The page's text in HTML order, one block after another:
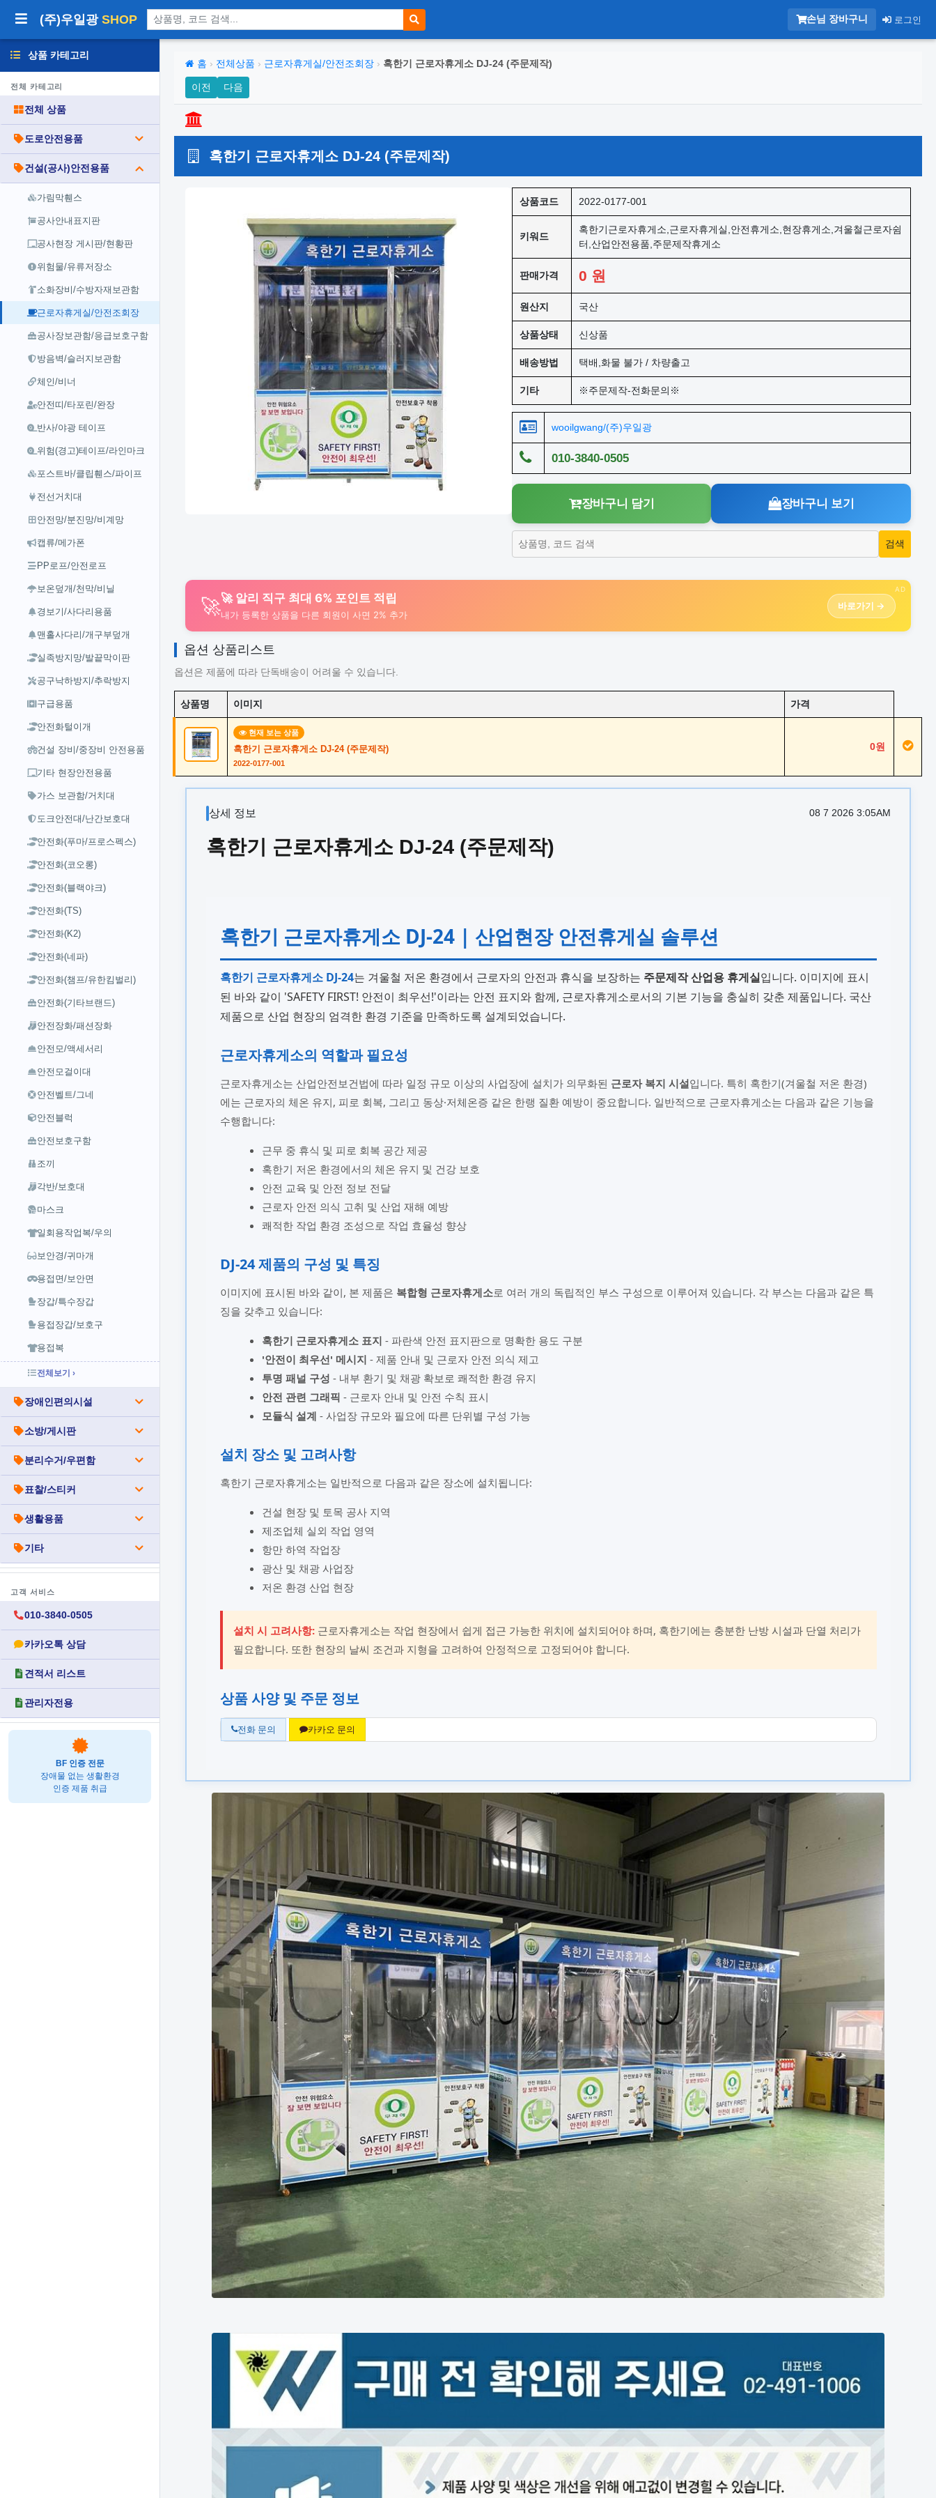
(주)우일광 SHOP 상품 검색 손님 장바구니 로그인
상품 카테고리
전체 카테고리
전체 상품
도로안전용품
건설(공사)안전용품
가림막휀스
공사안내표지판
공사현장 게시판/현황판
위험물/유류저장소
소화장비/수방자재보관함
근로자휴게실/안전조회장
공사장보관함/응급보호구함
방음벽/슬러지보관함
체인/비너
안전띠/타포린/완장
반사/야광 테이프
위험(경고)테이프/라인마크
포스트바/클립휀스/파이프
전선거치대
안전망/분진망/비계망
캡류/메가폰
PP로프/안전로프
보온덮개/천막/비닐
경보기/사다리용품
맨홀사다리/개구부덮개
실족방지망/발끝막이판
공구낙하방지/추락방지
구급용품
안전화털이개
건설 장비/중장비 안전용품
기타 현장안전용품
가스 보관함/거치대
도크안전대/난간보호대
안전화(푸마/프로스펙스)
안전화(코오롱)
안전화(블랙야크)
안전화(TS)
안전화(K2)
안전화(네파)
안전화(챔프/유한킴벌리)
안전화(기타브랜드)
안전장화/패션장화
안전모/액세서리
안전모걸이대
안전벨트/그네
안전블럭
안전보호구함
조끼
각반/보호대
마스크
일회용작업복/우의
보안경/귀마개
용접면/보안면
장갑/특수장갑
용접장갑/보호구
용접복
전체보기 ›
장애인편의시설
소방/게시판
분리수거/우편함
표찰/스티커
생활용품
기타
고객 서비스
010-3840-0505
카카오톡 상담
견적서 리스트
관리자전용
BF 인증 전문
장애물 없는 생활환경
인증 제품 취급
홈 › 전체상품 › 근로자휴게실/안전조회장 › 혹한기 근로자휴게소 DJ-24 (주문제작)
이전 다음
혹한기 근로자휴게소 DJ-24 (주문제작)
상품코드 2022-0177-001
키워드
혹한기근로자휴게소,근로자휴게실,안전휴게소,현장휴게소,겨울철근로자쉼
터,산업안전용품,주문제작휴게소
판매가격 0 원
원산지 국산
상품상태 신상품
배송방법 택배,화물 불가 / 차량출고
기타 ※주문제작-전화문의※
wooilgwang/(주)우일광
010-3840-0505
장바구니 담기 장바구니 보기
AD
🚀🚀 알리 직구 최대 6% 포인트 적립
내가 등록한 상품을 다른 회원이 사면 2% 추가
바로가기 →
옵션 상품리스트
옵션은 제품에 따라 단독배송이 어려울 수 있습니다.
상품명 이미지 가격
현재 보는 상품
혹한기 근로자휴게소 DJ-24 (주문제작)
2022-0177-001
0원
상세 정보 08 7 2026 3:05AM
혹한기 근로자휴게소 DJ-24 (주문제작)
혹한기 근로자휴게소 DJ-24 | 산업현장 안전휴게실 솔루션
혹한기 근로자휴게소 DJ-24는 겨울철 저온 환경에서 근로자의 안전과 휴식을 보장하는 주문제작 산업용 휴게실입니다. 이미지에 표시
된 바와 같이 'SAFETY FIRST! 안전이 최우선!'이라는 안전 표지와 함께, 근로자휴게소로서의 기본 기능을 충실히 갖춘 제품입니다. 국산
제품으로 산업 현장의 엄격한 환경 기준을 만족하도록 설계되었습니다.
근로자휴게소의 역할과 필요성
근로자휴게소는 산업안전보건법에 따라 일정 규모 이상의 사업장에 설치가 의무화된 근로자 복지 시설입니다. 특히 혹한기(겨울철 저온 환경)
에는 근로자의 체온 유지, 피로 회복, 그리고 동상·저체온증 같은 한랭 질환 예방이 중요합니다. 일반적으로 근로자휴게소는 다음과 같은 기능을
수행합니다:
근무 중 휴식 및 피로 회복 공간 제공
혹한기 저온 환경에서의 체온 유지 및 건강 보호
안전 교육 및 안전 정보 전달
근로자 안전 의식 고취 및 산업 재해 예방
쾌적한 작업 환경 조성으로 작업 효율성 향상
DJ-24 제품의 구성 및 특징
이미지에 표시된 바와 같이, 본 제품은 복합형 근로자휴게소로 여러 개의 독립적인 부스 구성으로 이루어져 있습니다. 각 부스는 다음과 같은 특
징을 갖추고 있습니다:
혹한기 근로자휴게소 표지 - 파란색 안전 표지판으로 명확한 용도 구분
'안전이 최우선' 메시지 - 제품 안내 및 근로자 안전 의식 제고
투명 패널 구성 - 내부 환기 및 채광 확보로 쾌적한 환경 유지
안전 관련 그래픽 - 근로자 안내 및 안전 수칙 표시
모듈식 설계 - 사업장 규모와 필요에 따른 단위별 구성 가능
설치 장소 및 고려사항
혹한기 근로자휴게소는 일반적으로 다음과 같은 장소에 설치됩니다:
건설 현장 및 토목 공사 지역
제조업체 실외 작업 영역
항만 하역 작업장
광산 및 채광 사업장
저온 환경 산업 현장
설치 시 고려사항:근로자휴게소는 작업 현장에서 쉽게 접근 가능한 위치에 설치되어야 하며, 혹한기에는 충분한 난방 시설과 단열 처리가
필요합니다. 또한 현장의 날씨 조건과 지형을 고려하여 안정적으로 고정되어야 합니다.
상품 사양 및 주문 정보
전화 문의 카카오 문의